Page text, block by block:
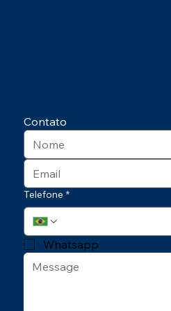
Contato
Telefone *
Whatsapp